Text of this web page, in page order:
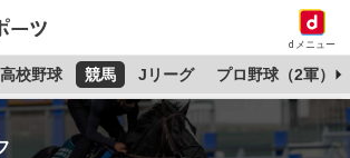
dメニュー
高校野球 競馬 Jリーグ プロ野球（2軍）